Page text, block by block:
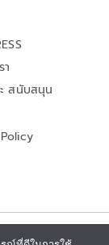
า
สนับสนุน